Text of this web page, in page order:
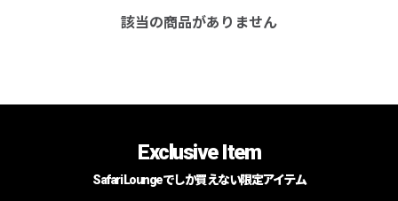
該当の商品がありません
Exclusive Item
Safari Loungeでしか買えない限定アイテム